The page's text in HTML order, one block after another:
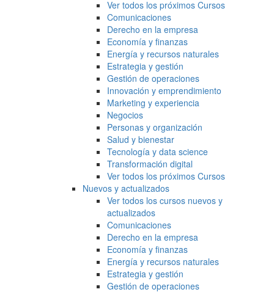
Ver todos los próximos Cursos
Comunicaciones
Derecho en la empresa
Economía y finanzas
Energía y recursos naturales
Estrategia y gestión
Gestión de operaciones
Innovación y emprendimiento
Marketing y experiencia
Negocios
Personas y organización
Salud y bienestar
Tecnología y data science
Transformación digital
Ver todos los próximos Cursos
Nuevos y actualizados
Ver todos los cursos nuevos y
actualizados
Comunicaciones
Derecho en la empresa
Economía y finanzas
Energía y recursos naturales
Estrategia y gestión
Gestión de operaciones